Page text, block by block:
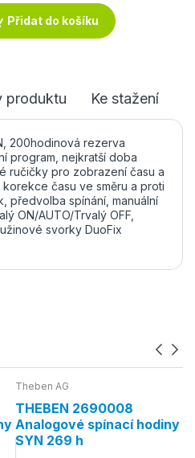
Přidat do košíku
produktu Ke stažení
200hodinová rezerva
program, nejkratší doba
ručičky pro zobrazení času a
času ve směru a proti
předvolba spínání, manuální
ON/AUTO/Trvalý OFF,
svorky DuoFix
Theben AG
THEBEN 2690008
Analogové spínací hodiny
SYN 269 h